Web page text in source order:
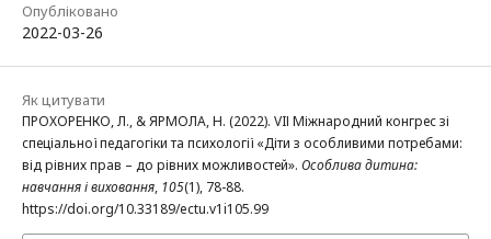
Опубліковано
2022-03-26
Як цитувати
ПРОХОРЕНКО, Л., & ЯРМОЛА, Н. (2022). VIІ Міжнародний конгрес зі
спеціальної педагогіки та психології «Діти з особливими потребами:
від рівних прав – до рівних можливостей». Особлива дитина:
навчання і виховання, 105(1), 78-88.
https://doi.org/10.33189/ectu.v1i105.99